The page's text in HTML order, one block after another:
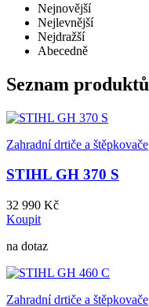
Nejnovější
Nejlevnější
Nejdražší
Abecedně
Seznam produktů
Zahradní drtiče a štěpkovače
STIHL GH 370 S
32 990 Kč
Koupit
na dotaz
Zahradní drtiče a štěpkovače